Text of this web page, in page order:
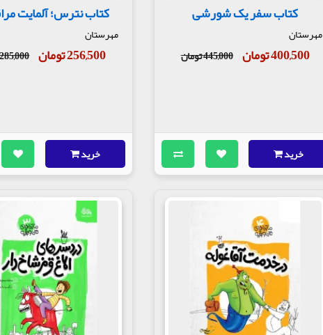
کتاب سفر یک شورشی
مهرستان
400,500 تومان 445,000 تومان
خرید
کتاب نترس؛ آلمایت
مهرستان
256,500 تومان 285,000 تومان
خرید